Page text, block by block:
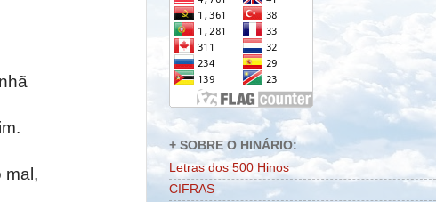
mal,
+ SOBRE O HINÁRIO:
Letras dos 500 Hinos
CIFRAS